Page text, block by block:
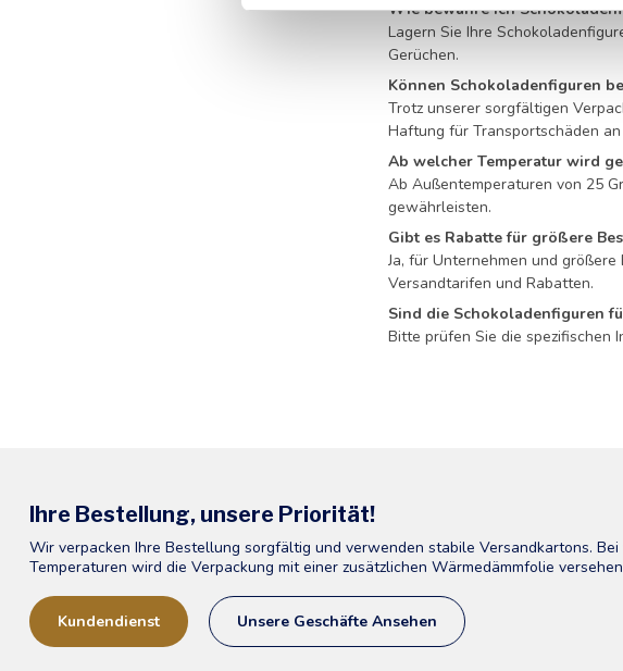
Wie bewahre ich
Lagern Sie Ihre
Gerüchen.
Können Schokoladenfiguren
Trotz unserer sorgfältigen
Haftung für Transportschäden an
Ab welcher Temperatur wird
Ab Außentemperaturen von 25
gewährleisten.
Gibt es Rabatte für größere
Ja, für Unternehmen und
Versandtarifen und Rabatten.
Sind die Schokoladenfiguren
Bitte prüfen Sie die spezifischen
Ihre Bestellung, unsere Priorität!
Wir verpacken Ihre Bestellung sorgfältig und verwenden stabile Versandkartons. Bei
Temperaturen wird die Verpackung mit einer zusätzlichen Wärmedämmfolie
Kundendienst Unsere Geschäfte Ansehen